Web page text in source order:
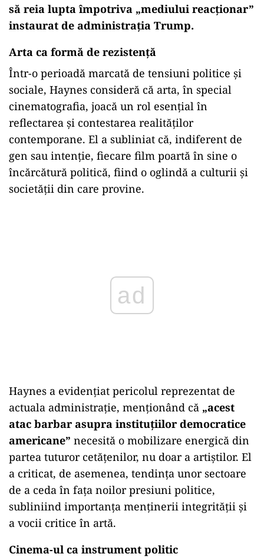
să reia lupta împotriva „mediului reacționar”
instaurat de administrația Trump.
Arta ca formă de rezistență
Într-o perioadă marcată de tensiuni politice și
sociale, Haynes consideră că arta, în special
cinematografia, joacă un rol esențial în
reflectarea și contestarea realităților
contemporane. El a subliniat că, indiferent de
gen sau intenție, fiecare film poartă în sine o
încărcătură politică, fiind o oglindă a culturii și
societății din care provine.
Haynes a evidențiat pericolul reprezentat de
actuala administrație, menționând că „acest
atac barbar asupra instituțiilor democratice
americane” necesită o mobilizare energică din
partea tuturor cetățenilor, nu doar a artiștilor. El
a criticat, de asemenea, tendința unor sectoare
de a ceda în fața noilor presiuni politice,
subliniind importanța menținerii integrității și
a vocii critice în artă.
Cinema-ul ca instrument politic